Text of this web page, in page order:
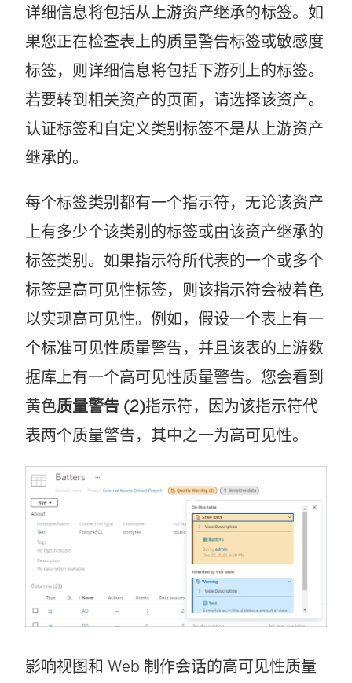
详细信息将包括从上游资产继承的标签。如
果您正在检查表上的质量警告标签或敏感度
标签，则详细信息将包括下游列上的标签。
若要转到相关资产的页面，请选择该资产。
认证标签和自定义类别标签不是从上游资产
继承的。
每个标签类别都有一个指示符，无论该资产
上有多少个该类别的标签或由该资产继承的
标签类别。如果指示符所代表的一个或多个
标签是高可见性标签，则该指示符会被着色
以实现高可见性。例如，假设一个表上有一
个标准可见性质量警告，并且该表的上游数
据库上有一个高可见性质量警告。您会看到
黄色质量警告 (2)指示符，因为该指示符代
表两个质量警告，其中之一为高可见性。
影响视图和 Web 制作会话的高可见性质量